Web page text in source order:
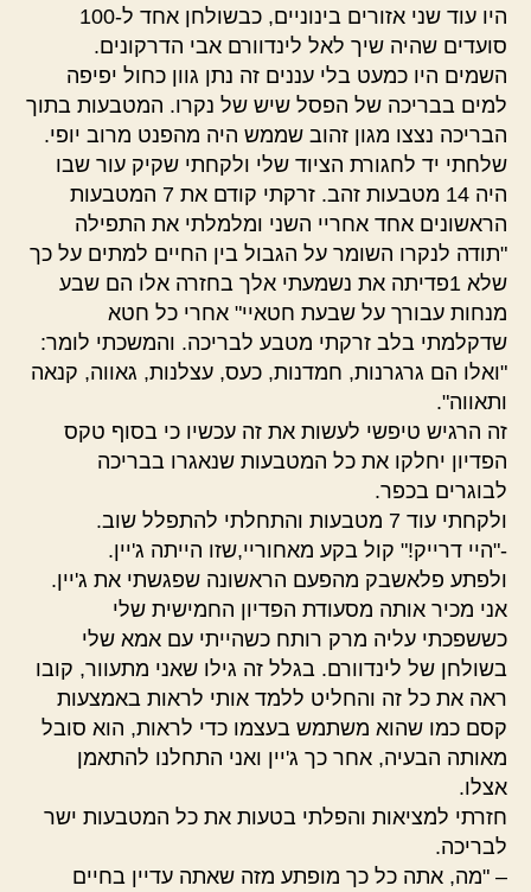
היו עוד שני אזורים בינוניים, כבשולחן אחד ל-100
סועדים שהיה שיך לאל לינדוורם אבי הדרקונים.
השמים היו כמעט בלי עננים זה נתן גוון כחול יפיפה
למים בבריכה של הפסל שיש של נקרו. המטבעות בתוך
הבריכה נצצו מגון זהוב שממש היה מהפנט מרוב יופי.
שלחתי יד לחגורת הציוד שלי ולקחתי שקיק עור שבו
היה 14 מטבעות זהב. זרקתי קודם את 7 המטבעות
הראשונים אחד אחריי השני ומלמלתי את התפילה
"תודה לנקרו השומר על הגבול בין החיים למתים על כך
שלא 1פדיתה את נשמעתי אלך בחזרה אלו הם שבע
מנחות עבורך על שבעת חטאיי" אחרי כל חטא
שדקלמתי בלב זרקתי מטבע לבריכה. והמשכתי לומר:
"ואלו הם גרגרנות, חמדנות, כעס, עצלנות, גאווה, קנאה
ותאווה".
זה הרגיש טיפשי לעשות את זה עכשיו כי בסוף טקס
הפדיון יחלקו את כל המטבעות שנאגרו בבריכה
לבוגרים בכפר.
ולקחתי עוד 7 מטבעות והתחלתי להתפלל שוב.
-"היי דרייק!" קול בקע מאחוריי,שזו הייתה ג'יין.
ולפתע פלאשבק מהפעם הראשונה שפגשתי את ג'יין.
אני מכיר אותה מסעודת הפדיון החמישית שלי
כששפכתי עליה מרק רותח כשהייתי עם אמא שלי
בשולחן של לינדוורם. בגלל זה גילו שאני מתעוור, קובו
ראה את כל זה והחליט ללמד אותי לראות באמצעות
קסם כמו שהוא משתמש בעצמו כדי לראות, הוא סובל
מאותה הבעיה, אחר כך ג'יין ואני התחלנו להתאמן
אצלו.
חזרתי למציאות והפלתי בטעות את כל המטבעות ישר
לבריכה.
– "מה, אתה כל כך מופתע מזה שאתה עדיין בחיים